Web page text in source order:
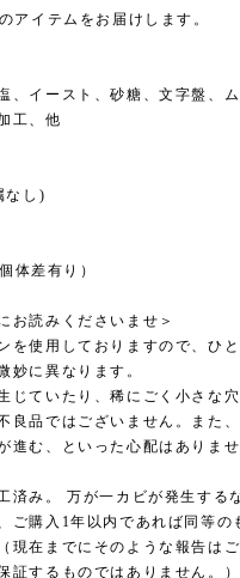
アイテムをお届けします。
、イースト、砂糖、文字盤、ム
工、他
なし)
体差有り）
お読みくださいませ＞
を使用しておりますので、ひ
妙に異なります。
じていたり、稀にごく小さな
良品ではございません。また
進む、といった心配はありま
済み。 万が一カビが発生する
ご購入1年以内であれば同等の
現在までにそのような報告は
証するものではありません。）